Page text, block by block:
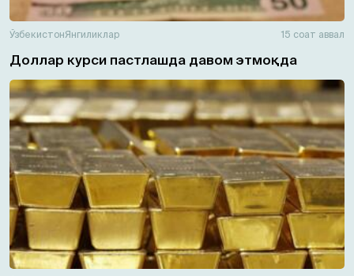
ЎзбекистонЯнгиликлар 15 соат аввал
Доллар курси пастлашда давом этмоқда